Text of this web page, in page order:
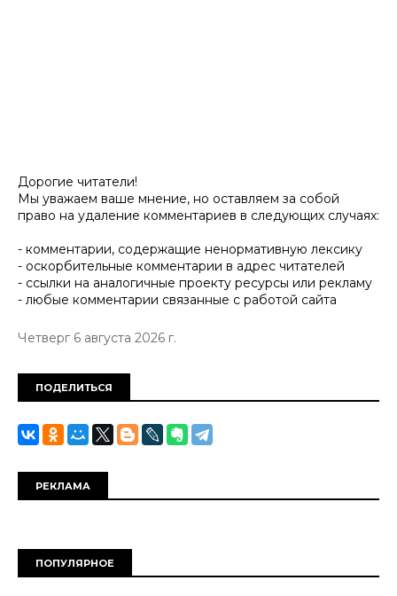
Дорогие читатели!
Мы уважаем ваше мнение, но оставляем за собой
право на удаление комментариев в следующих случаях:
- комментарии, содержащие ненормативную лексику
- оскорбительные комментарии в адрес читателей
- ссылки на аналогичные проекту ресурсы или рекламу
- любые комментарии связанные с работой сайта
Четверг 6 августа 2026 г.
ПОДЕЛИТЬСЯ
РЕКЛАМА
ПОПУЛЯРНОЕ